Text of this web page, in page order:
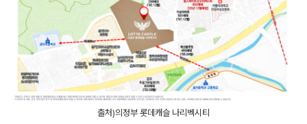
출처)의정부 롯데캐슬 나리벡시티